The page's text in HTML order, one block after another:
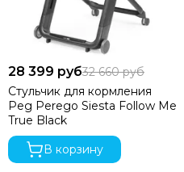
28 399 руб32 660 руб
Стульчик для кормления
Peg Perego Siesta Follow Me
True Black
В корзину